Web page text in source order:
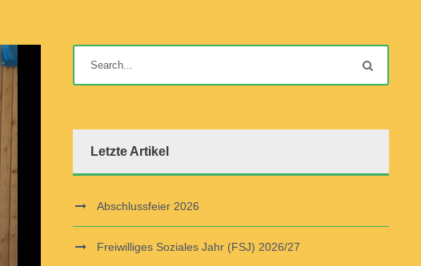
Letzte Artikel
Abschlussfeier 2026
Freiwilliges Soziales Jahr (FSJ) 2026/27